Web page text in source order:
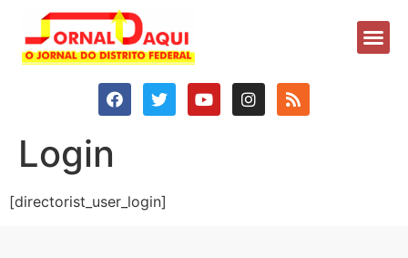
Login
[directorist_user_login]